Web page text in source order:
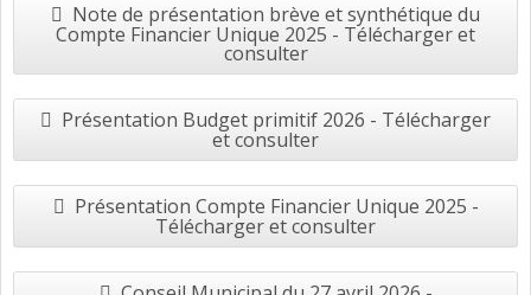
Note de présentation brève et synthétique du
Compte Financier Unique 2025 - Télécharger et
consulter
Présentation Budget primitif 2026 - Télécharger
et consulter
Présentation Compte Financier Unique 2025 -
Télécharger et consulter